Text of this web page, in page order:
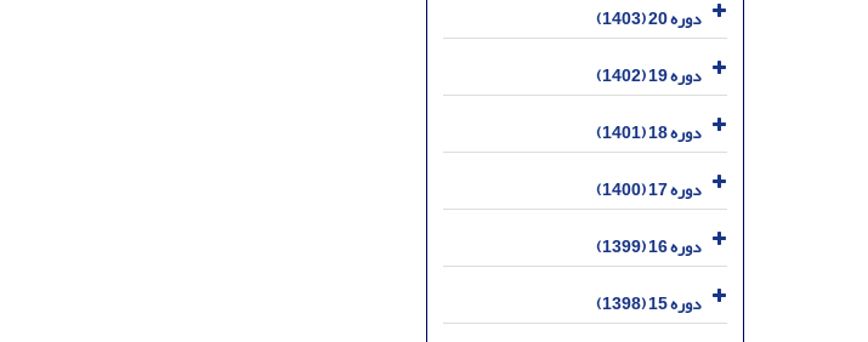
دوره 20 (1403)
دوره 19 (1402)
دوره 18 (1401)
دوره 17 (1400)
دوره 16 (1399)
دوره 15 (1398)